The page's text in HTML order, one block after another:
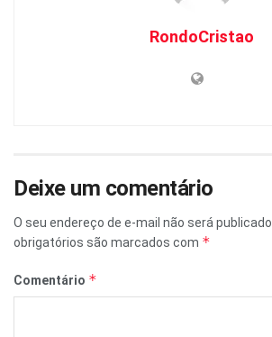
RondoCristao
Deixe um comentário
O seu endereço de e-mail não será publicado.
obrigatórios são marcados com *
Comentário *